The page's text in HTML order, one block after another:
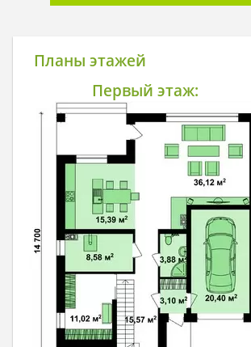
Планы этажей
Первый этаж: